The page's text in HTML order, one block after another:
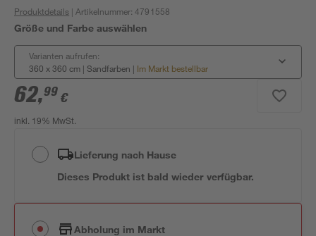
Produktdetails | Artikelnummer:4791558
Größe und Farbe auswählen
Varianten aufrufen:
360 x 360 cm | Sandfarben | Im Markt bestellbar
62,99 €
inkl. 19% MwSt.
Lieferung nach Hause
Dieses Produkt ist bald wieder verfügbar.
Abholung im Markt